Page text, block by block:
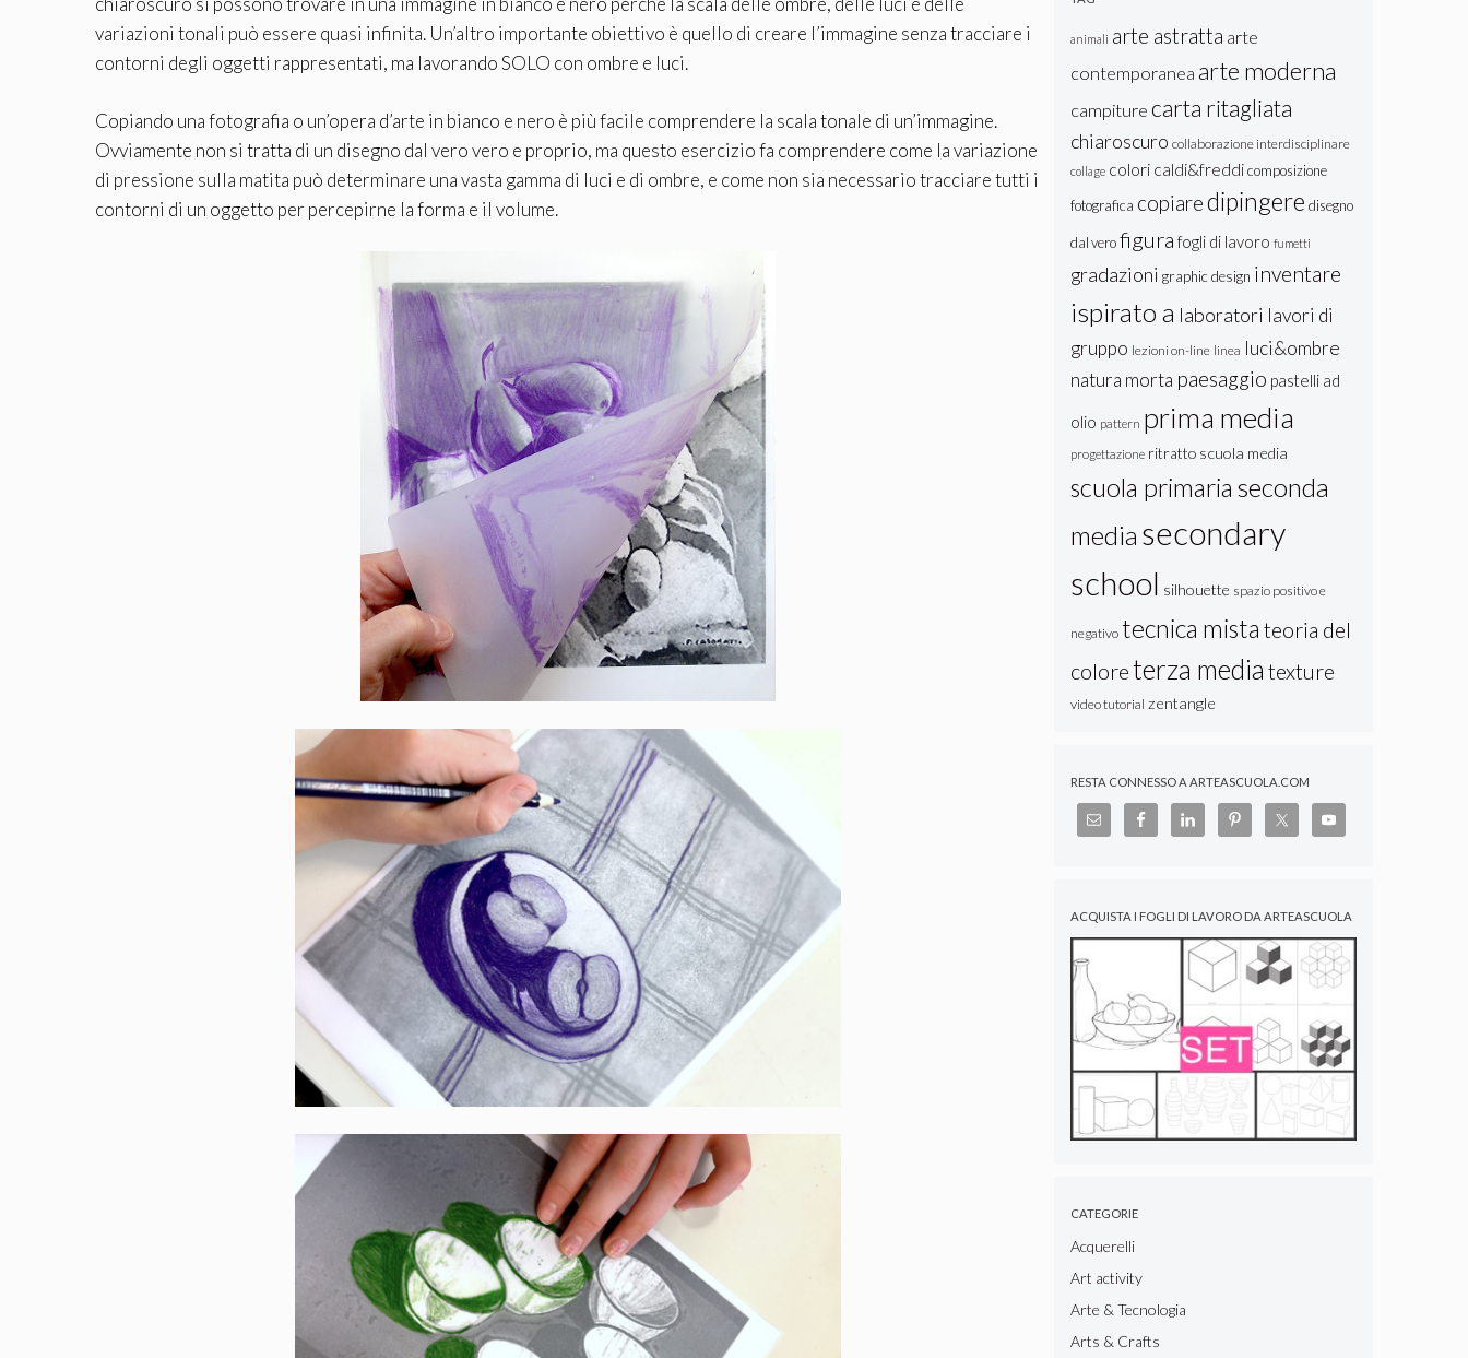
variazioni tonali può essere quasi infinita. Un’altro importante obiettivo è quello di creare l’immagine senza tracciare i
contorni degli oggetti rappresentati, ma lavorando SOLO con ombre e luci.
Copiando una fotografia o un’opera d’arte in bianco e nero è più facile comprendere la scala tonale di un’immagine.
Ovviamente non si tratta di un disegno dal vero vero e proprio, ma questo esercizio fa comprendere come la variazione
di pressione sulla matita può determinare una vasta gamma di luci e di ombre, e come non sia necessario tracciare tutti i
contorni di un oggetto per percepirne la forma e il volume.
Colore
animali arte astratta arte
contemporanea arte moderna
campiture carta ritagliata
chiaroscuro collaborazione interdisciplinare
collage colori caldi&freddi composizione
fotografica copiaredipingere disegno
dal vero figura fogli di lavoro fumetti
gradazioni graphic design inventare
ispirato a laboratori lavori di
gruppo lezioni on-line linea luci&ombre
natura morta paesaggio pastelli ad
olio pattern prima media
progettazione ritratto scuola media
scuola primaria seconda
media secondary
school silhouette spazio positivo e
negativo tecnica mista teoria del
coloreterza media texture
video tutorial zentangle
RESTA CONNESSO A ARTEASCUOLA.COM
ACQUISTA I FOGLI DI LAVORO DA ARTEASCUOLA
CATEGORIE
Acquerelli
Art activity
Arte & Tecnologia
Arts & Crafts